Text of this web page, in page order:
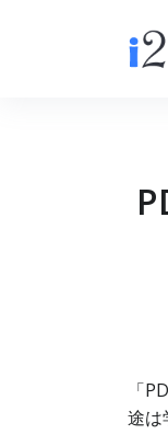
「
途は